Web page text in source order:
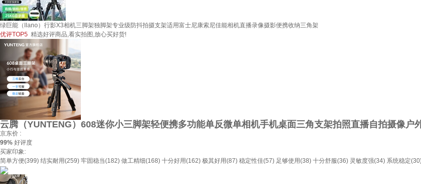
绿巨能（llano）行影X3相机三脚架独脚架专业级防抖拍摄支架适用富士尼康索尼佳能相机直播录像摄影便携收纳三角架
优评TOP5 精选好评商品,看实拍图,放心买好货!
云腾（YUNTENG）608迷你小三脚架轻便携多功能单反微单相机手机桌面三角支架拍照直播自拍摄像户
京东价 :
99% 好评度
买家印象:
简单方便(399) 结实耐用(259) 牢固稳当(182) 做工精细(168) 十分好用(162) 极其好用(87) 稳定性佳(57) 足够使用(38) 十分舒服(36) 灵敏度强(34) 系统稳定